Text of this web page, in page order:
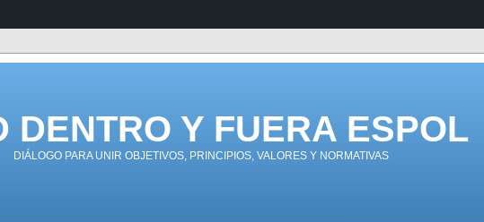
DENTRO Y FUERA ESPOL
DIÁLOGO PARA UNIR OBJETIVOS, PRINCIPIOS, VALORES Y NORMATIVAS